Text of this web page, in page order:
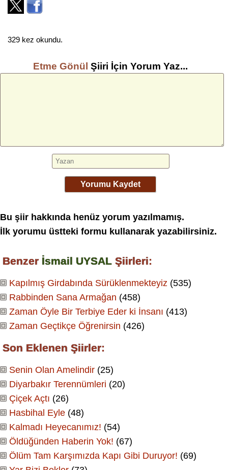
329 kez okundu.
Etme Gönül Şiiri İçin Yorum Yaz...
Yorumu Kaydet
Bu şiir hakkında henüz yorum yazılmamış.
İlk yorumu üstteki formu kullanarak yazabilirsiniz.
Benzer İsmail UYSAL Şiirleri:
Kapılmış Girdabında Sürüklenmekteyiz (535)
Rabbinden Sana Armağan (458)
Zaman Öyle Bir Terbiye Eder ki İnsanı (413)
Zaman Geçtikçe Öğrenirsin (426)
Son Eklenen Şiirler:
Senin Olan Amelindir (25)
Diyarbakır Terennümleri (20)
Çiçek Açtı (26)
Hasbihal Eyle (48)
Kalmadı Heyecanımız! (54)
Öldüğünden Haberin Yok! (67)
Ölüm Tam Karşımızda Kapı Gibi Duruyor! (69)